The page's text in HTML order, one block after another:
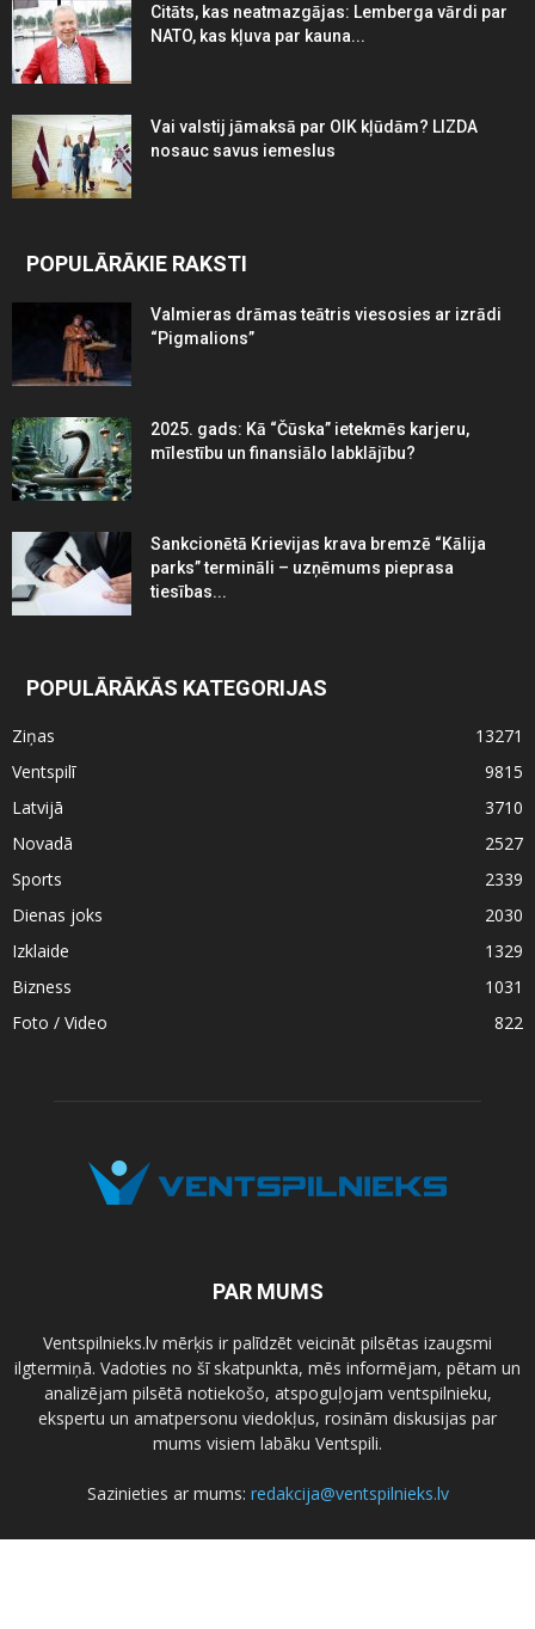
Citāts, kas neatmazgājas: Lemberga vārdi par
NATO, kas kļuva par kauna...
Vai valstij jāmaksā par OIK kļūdām? LIZDA
nosauc savus iemeslus
POPULĀRĀKIE RAKSTI
Valmieras drāmas teātris viesosies ar izrādi
“Pigmalions”
2025. gads: Kā “Čūska” ietekmēs karjeru,
mīlestību un finansiālo labklājību?
Sankcionētā Krievijas krava bremzē “Kālija
parks” termināli – uzņēmums pieprasa
tiesības...
POPULĀRĀKĀS KATEGORIJAS
Ziņas
13271
Ventspilī
9815
Latvijā
3710
Novadā
2527
Sports
2339
Dienas joks
2030
Izklaide
1329
Bizness
1031
Foto / Video
822
PAR MUMS
Ventspilnieks.lv mērķis ir palīdzēt veicināt pilsētas izaugsmi
ilgtermiņā. Vadoties no šī skatpunkta, mēs informējam, pētam un
analizējam pilsētā notiekošo, atspoguļojam ventspilnieku,
ekspertu un amatpersonu viedokļus, rosinām diskusijas par
mums visiem labāku Ventspili.
Sazinieties ar mums: redakcija@ventspilnieks.lv